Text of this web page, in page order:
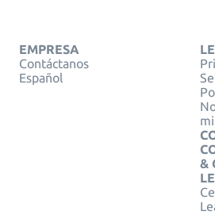
EMPRESA
Contáctanos
Español
&